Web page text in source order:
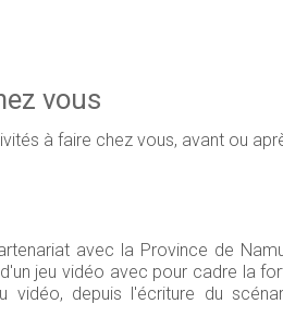
vous
à faire chez vous, avant ou
avec la Province de
jeu vidéo avec pour cadre la
depuis l'écriture du